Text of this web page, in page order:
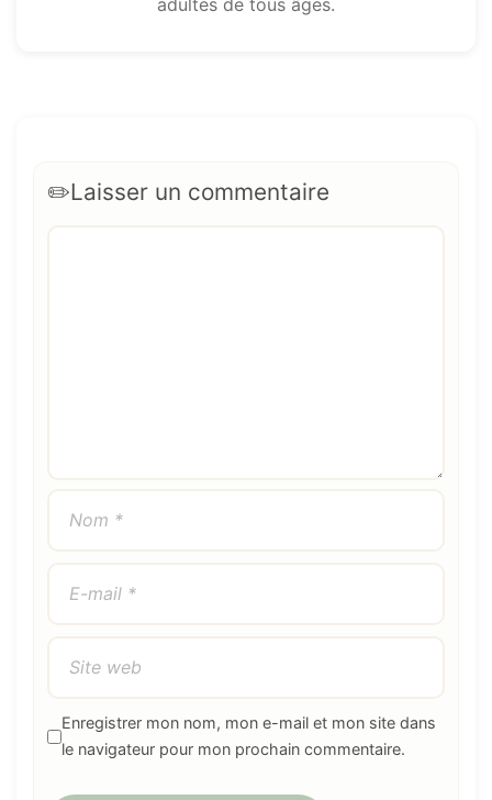
adultes de tous âges.
Laisser un commentaire
Enregistrer mon nom, mon e-mail et mon site dans
le navigateur pour mon prochain commentaire.